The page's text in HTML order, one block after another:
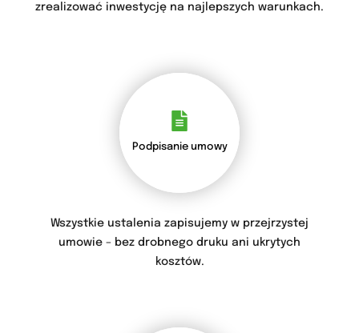
zrealizować inwestycję na najlepszych warunkach.
Podpisanie umowy
Wszystkie ustalenia zapisujemy w przejrzystej
umowie – bez drobnego druku ani ukrytych
kosztów.